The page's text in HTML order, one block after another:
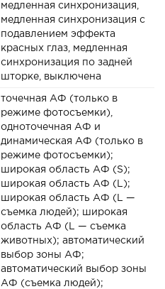
медленная синхронизация,
медленная синхронизация с
подавлением эффекта
красных глаз, медленная
синхронизация по задней
шторке, выключена
точечная АФ (только в
режиме фотосъемки),
одноточечная АФ и
динамическая АФ (только в
режиме фотосъемки);
широкая область АФ (S);
широкая область АФ (L);
широкая область АФ (L —
съемка людей); широкая
область АФ (L — съемка
животных); автоматический
выбор зоны АФ;
автоматический выбор зоны
АФ (съемка людей);